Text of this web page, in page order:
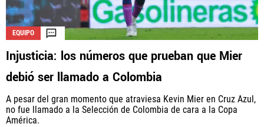
EQUIPO
Injusticia: los números que prueban que Mier
debió ser llamado a Colombia
A pesar del gran momento que atraviesa Kevin Mier en Cruz Azul,
no fue llamado a la Selección de Colombia de cara a la Copa
América.